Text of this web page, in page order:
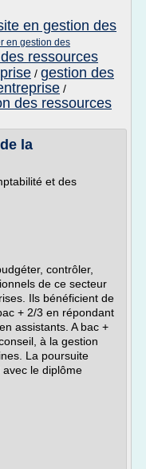
en gestion des
en gestion des
ressources
/ gestion des
/
des ressources
la
et des
contrôler,
de ce secteur
Ils bénéficient de
+ 2/3 en répondant
assistants. A bac +
à la gestion
La poursuite
le diplôme